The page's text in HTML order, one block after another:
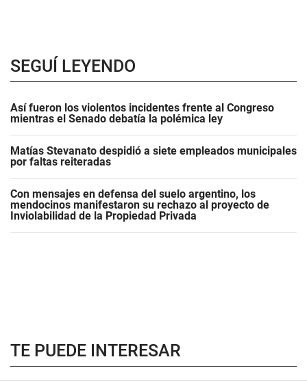
SEGUÍ LEYENDO
Así fueron los violentos incidentes frente al Congreso
mientras el Senado debatía la polémica ley
Matías Stevanato despidió a siete empleados municipales
por faltas reiteradas
Con mensajes en defensa del suelo argentino, los
mendocinos manifestaron su rechazo al proyecto de
Inviolabilidad de la Propiedad Privada
TE PUEDE INTERESAR